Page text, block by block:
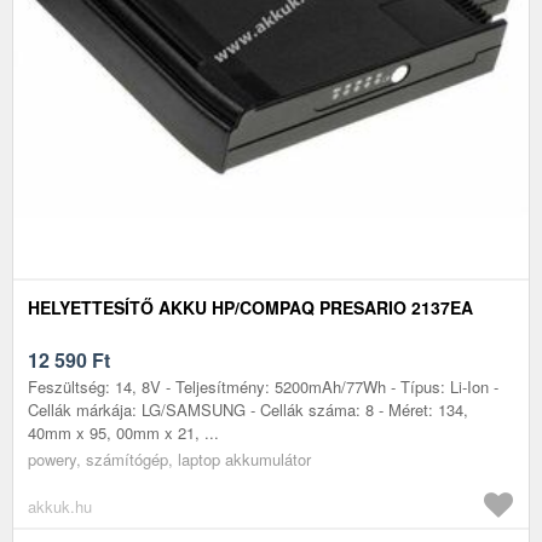
HELYETTESÍTŐ AKKU HP/COMPAQ PRESARIO 2137EA
12 590 Ft
Feszültség: 14, 8V - Teljesítmény: 5200mAh/77Wh - Típus: Li-Ion -
Cellák márkája: LG/SAMSUNG - Cellák száma: 8 - Méret: 134,
40mm x 95, 00mm x 21, ...
powery, számítógép, laptop akkumulátor
akkuk.hu